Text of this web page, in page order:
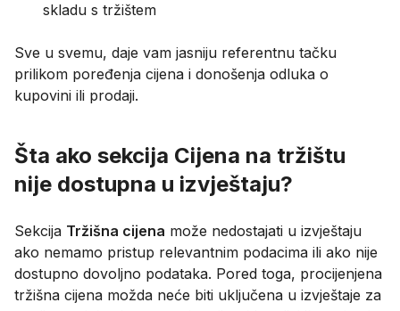
skladu s tržištem
Sve u svemu, daje vam jasniju referentnu tačku
prilikom poređenja cijena i donošenja odluka o
kupovini ili prodaji.
Šta ako sekcija Cijena na tržištu
nije dostupna u izvještaju?
Sekcija Tržišna cijena može nedostajati u izvještaju
ako nemamo pristup relevantnim podacima ili ako nije
dostupno dovoljno podataka. Pored toga, procijenjena
tržišna cijena možda neće biti uključena u izvještaje za